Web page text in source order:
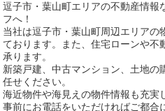
逗子市・葉山町エリアの不動産情報
フへ！
当社は逗子市・葉山町周辺エリアの
ております。また、住宅ローンや不
承ります。
新築戸建、中古マンション、土地の
任せください。
海近物件や海見えの物件情報も充実
事前にお電話をいただければご都合